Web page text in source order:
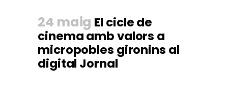
24 maig El cicle de
cinema amb valors a
micropobles gironins al
digital Jornal